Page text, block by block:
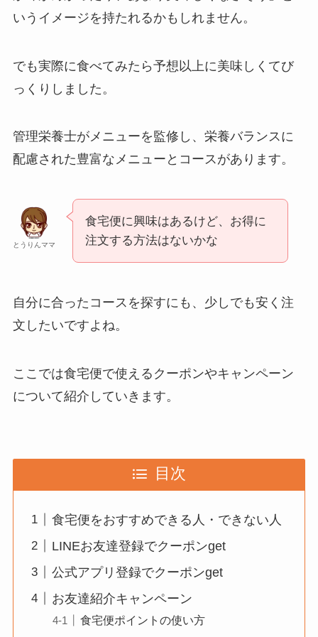
いうイメージを持たれるかもしれません。
でも実際に食べてみたら予想以上に美味しくてび
っくりしました。
管理栄養士がメニューを監修し、栄養バランスに
配慮された豊富なメニューとコースがあります。
とうりんママ
食宅便に興味はあるけど、お得に
注文する方法はないかな
自分に合ったコースを探すにも、少しでも安く注
文したいですよね。
ここでは食宅便で使えるクーポンやキャンペーン
について紹介していきます。
目次
食宅便をおすすめできる人・できない人
LINEお友達登録でクーポンget
公式アプリ登録でクーポンget
お友達紹介キャンペーン
食宅便ポイントの使い方